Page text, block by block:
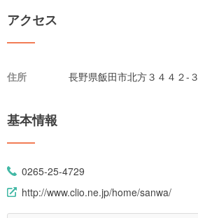
アクセス
住所 長野県飯田市北方３４４２-３
基本情報
0265-25-4729
http://www.clio.ne.jp/home/sanwa/